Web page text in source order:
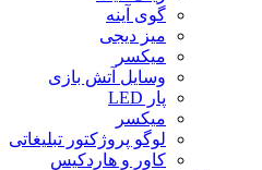
گوی آینه
میز دیجی
میکسر
وسایل آتش بازی
پار LED
میکسر
لوگو پروژکتور تبلیغاتی
کاور و هاردکیس